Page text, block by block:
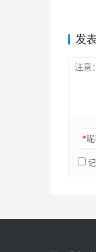
发
*昵